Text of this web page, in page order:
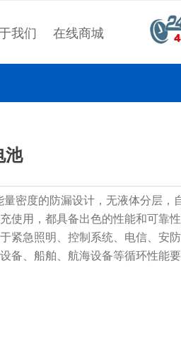
我们 在线商城
池
密度的防漏设计，无液体分层，
使用，都具备出色的性能和可靠
紧急照明、控制系统、电信、安
备、船舶、航海设备等循环性能要